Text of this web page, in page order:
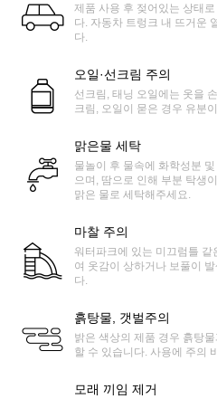
제품 사용 후 젖어있는 상태
다. 자동차 트렁크 내 뜨거운
다.
오일·선크림 주의
선크림, 태닝 오일에는 옷을
크림, 오일이 묻은 경우 유분
맑은물 세탁
물놀이 후 물속에 화학성분
으며, 땀으로 인해 부분 탁생
맑은 물로 세탁해주세요.
마찰 주의
워터파크에 있는 미끄럼틀
여 옷감이 상하거나 보풀이
다.
흙탕물, 갯벌주의
밝은 색상의 제품 경우 흙탕
할 수 있습니다. 사용에 주의
모래 끼임 제거